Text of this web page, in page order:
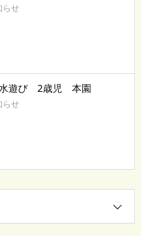
らせ
遊び 2歳児 本園
らせ